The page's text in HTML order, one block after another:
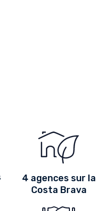
4 agences sur la
Costa Brava